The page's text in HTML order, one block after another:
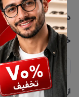
02177116909
info@civiliha.com
ارسال فوری در
دسترسی سریع
حساب کاربری
مجله فروشگاه
لیست محصولات
درباره ما
خدمات مشتریان
حریم خصوصی
پشتیبانی واتساپ 09397003162
از جدید‌ترین